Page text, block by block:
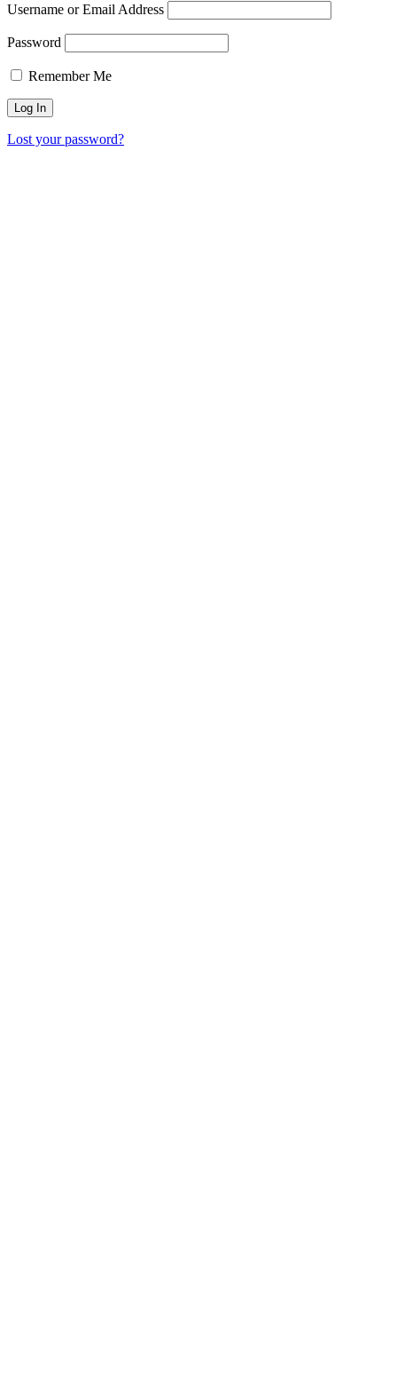
Username or Email Address
Password
Remember Me
Lost your password?